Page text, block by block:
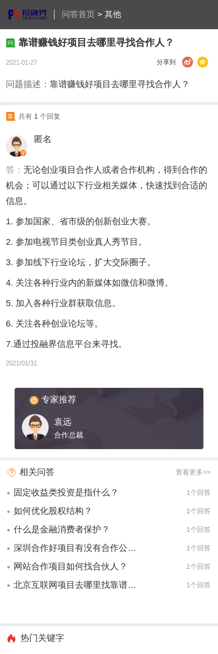
问答首页> 其他
靠谱赚钱好项目去哪里寻找合作人？
2021-01-27 分享到
问题描述： 靠谱赚钱好项目去哪里寻找合作人？
共有 1 个回复
匿名
答： 无论创业项目合作人或者合作机构，得到合作的
机会；可以通过以下行业相关媒体，快速找到合适的
信息。
1. 参加国家、省市级的创新创业大赛。
2. 参加电视节目类创业真人秀节目。
3. 参加线下行业论坛，扩大交际圈子。
4. 关注各种行业内的新媒体如微信和微博。
5. 加入各种行业群获取信息。
6. 关注各种创业论坛等。
7.通过投融界信息平台来寻找。
2021/01/31
专家推荐
袁远
合作总裁
相关问答 查看更多>>
固定收益类投资是指什么？ 1个回答
如何优化股权结构？ 1个回答
什么是金融消费者保护？ 1个回答
深圳合作好项目有没有合作公司愿意合作？ 1个回答
网站合作项目如何找合伙人？ 1个回答
北京互联网项目去哪里找靠谱合作人？ 1个回答
热门关键字